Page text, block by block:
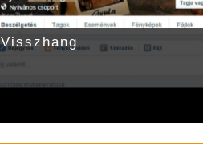
Visszhang